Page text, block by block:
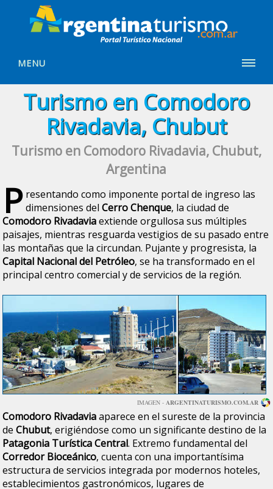
MENU
Turismo en Comodoro
Rivadavia, Chubut
Turismo en Comodoro Rivadavia, Chubut,
Argentina
P resentando como imponente portal de ingreso las
dimensiones delCerro Chenque, la ciudad de
Comodoro Rivadaviaextiende orgullosa sus múltiples
paisajes, mientras resguarda vestigios de su pasado entre
las montañas que la circundan. Pujante y progresista, la
Capital Nacional del Petróleo, se ha transformado en el
principal centro comercial y de servicios de la región.
IMAGEN - ARGENTINATURISMO.COM.AR
Comodoro Rivadaviaaparece en el sureste de la provincia
deChubut, erigiéndose como un significante destino de la
Patagonia Turística Central. Extremo fundamental del
Corredor Bioceánico, cuenta con una importantísima
estructura de servicios integrada por modernos hoteles,
establecimientos gastronómicos, lugares de